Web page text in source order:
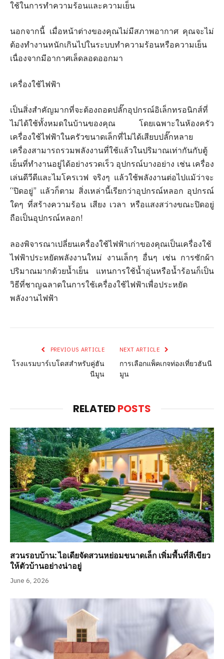
ใช้ในการทำความร้อนและความเย็น
นอกจากนี้ เมื่อหน้าต่างของคุณไม่มีสภาพอากาศ คุณจะไม่
ต้องทำงานหนักเกินไปในระบบทำความร้อนหรือความเย็น
เนื่องจากมีอากาศเล็ดลอดออกมา
เครื่องใช้ไฟฟ้า
เป็นสิ่งสำคัญมากที่จะต้องถอดปลั๊กอุปกรณ์อิเล็กทรอนิกส์ที่
ไม่ได้ใช้ทั้งหมดในบ้านของคุณ โดยเฉพาะในห้องครัว
เครื่องใช้ไฟฟ้าในครัวขนาดเล็กที่ไม่ได้เสียบปลั๊กหลาย
เครื่องสามารถรวมพลังงานที่ใช้แล้วในปริมาณเท่ากันกับตู้
เย็นที่ทำงานอยู่ได้อย่างรวดเร็ว อุปกรณ์บางอย่าง เช่น เครื่อง
เล่นดีวีดีและไมโครเวฟ จริงๆ แล้วใช้พลังงานต่อไปแม้ว่าจะ
“ปิดอยู่” แล้วก็ตาม สิ่งเหล่านี้เรียกว่าอุปกรณ์หลอก อุปกรณ์
ใดๆ ที่สร้างความร้อน เสียง เวลา หรือแสงสว่างขณะปิดอยู่
ถือเป็นอุปกรณ์หลอก!
ลองพิจารณาเปลี่ยนเครื่องใช้ไฟฟ้าเก่าของคุณเป็นเครื่องใช้
ไฟฟ้าประหยัดพลังงานใหม่ งานเล็กๆ อื่นๆ เช่น การซักผ้า
ปริมาณมากด้วยน้ำเย็น แทนการใช้น้ำอุ่นหรือน้ำร้อนก็เป็น
วิธีที่ชาญฉลาดในการใช้เครื่องใช้ไฟฟ้าเพื่อประหยัด
พลังงานไฟฟ้า
PREVIOUS ARTICLE
โรงแรมบาร์เบโดสสำหรับคู่ฮัน
นีมูน
NEXT ARTICLE
การเลือกแพ็คเกจท่องเที่ยวฮันนี
มูน
RELATEDPOSTS
สวนรอบบ้าน: ไอเดียจัดสวนหย่อมขนาดเล็ก เพิ่มพื้นที่สีเขียว
ให้ตัวบ้านอย่างน่าอยู่
June 6, 2026